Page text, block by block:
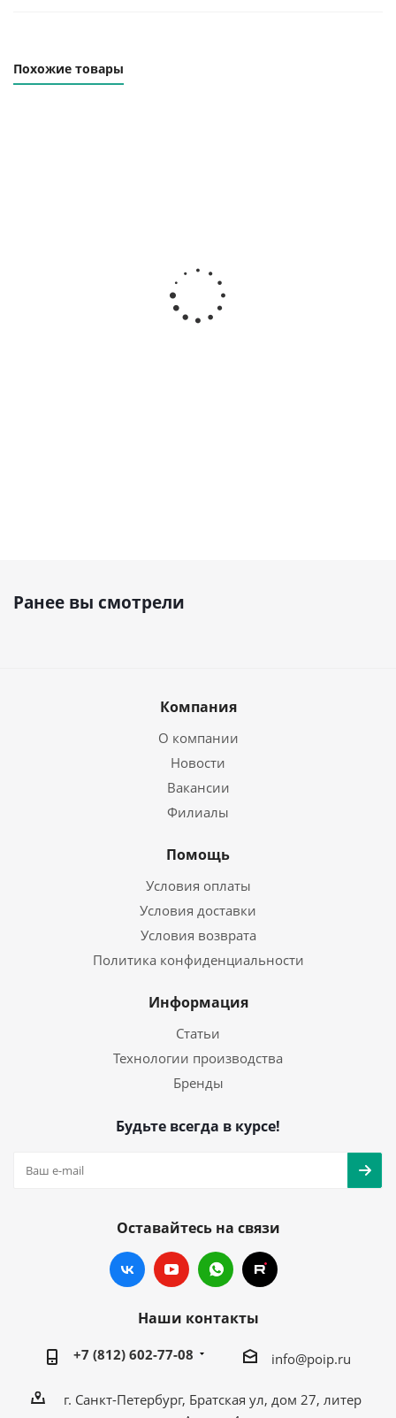
Похожие товары
Винтовой
компрессор
ВК40-13ВС
Ранее вы смотрели
Компания
О компании
Новости
Вакансии
Филиалы
Помощь
Условия оплаты
Условия доставки
Условия возврата
Политика конфиденциальности
Информация
Статьи
Технологии производства
Бренды
Будьте всегда в курсе!
Оставайтесь на связи
Наши контакты
+7 (812) 602-77-08 info@poip.ru
г. Санкт-Петербург, Братская ул, дом 27, литер